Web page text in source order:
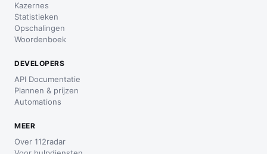
Kazernes
Statistieken
Opschalingen
Woordenboek
DEVELOPERS
API Documentatie
Plannen & prijzen
Automations
MEER
Over 112radar